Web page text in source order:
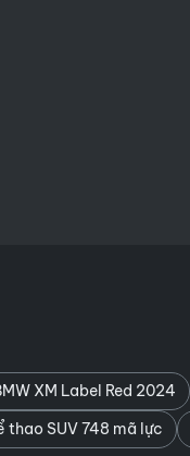
XM Label Red 2024
thao SUV 748 mã lực